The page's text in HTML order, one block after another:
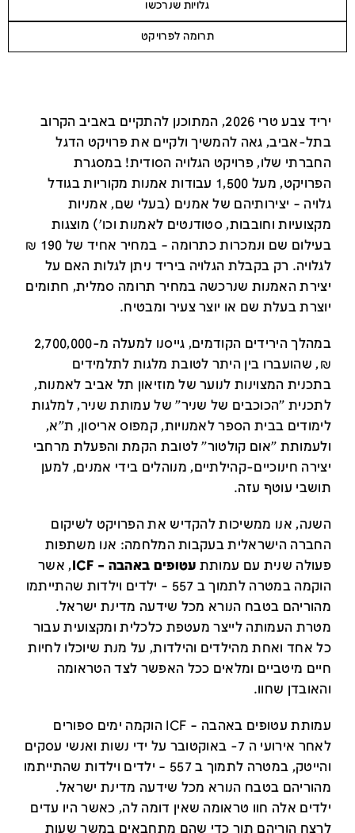
גלויות שנרכשו
תרומה לפרויקט
יריד צבע טרי 2026, המתוכנן להתקיים באביב הקרוב
בתל-אביב, גאה להמשיך ולקיים את פרויקט הדגל
החברתי שלו, פרויקט הגלויה הסודית! במסגרת
הפרויקט, מעל 1,500 עבודות אמנות מקוריות בגודל
גלויה – יצירותיהם של אמנים (בעלי שם, אמניות
מקצועיות וחובבות, סטודנטים לאמנות וכו') מוצגות
בעילום שם ונמכרות כתרומה – במחיר אחיד של 190 ₪
לגלויה. רק בקבלת הגלויה ביריד ניתן לגלות האם על
יצירת האמנות שנרכשה במחיר תרומה סמלית, חתומים
יוצרת בעלת שם או יוצר צעיר ומבטיח.
במהלך הירידים הקודמים, גייסנו למעלה מ-2,700,000
₪, שהועברו בין היתר לטובת מלגות לתלמידים
בתכנית המצוינות לנוער של מוזיאון תל אביב לאמנות,
לתכנית "הכוכבים של שניר" של עמותת שניר, למלגות
לימודים בבית הספר לאמנויות, קמפוס אריסון, ת"א,
ולעמותת "אום קולטור" לטובת הקמת והפעלת מרחבי
יצירה חינוכיים-קהילתיים, מנוהלים בידי אמנים, למען
תושבי עוטף עזה.
השנה, אנו ממשיכות להקדיש את הפרויקט לשיקום
החברה הישראלית בעקבות המלחמה: אנו משתפות
פעולה שנית עם עמותת עטופים באהבה – ICF
, אשר
הוקמה
במטרה לתמוך ב 557 – ילדים וילדות שהתייתמו
מהוריהם בטבח הנורא מכל שידעה מדינת ישראל.
מטרת העמותה לייצר מעטפת כלכלית ומקצועית עבור
כל אחד ואחת מהילדים והילדות, על מנת שיוכלו לחיות
חיים מיטביים ומלאים ככל האפשר לצד הטראומה
והאובדן שחוו.
עמותת עטופים באהבה – ICF הוקמה ימים ספורים
לאחר אירועי ה 7- באוקטובר על ידי נשות ואנשי עסקים
והייטק, במטרה לתמוך ב 557 – ילדים וילדות שהתייתמו
מהוריהם בטבח הנורא מכל שידעה מדינת ישראל.
ילדים אלה חוו טראומה שאין דומה לה, כאשר היו עדים
לרצח הוריהם תוך כדי שהם מתחבאים במשך שעות